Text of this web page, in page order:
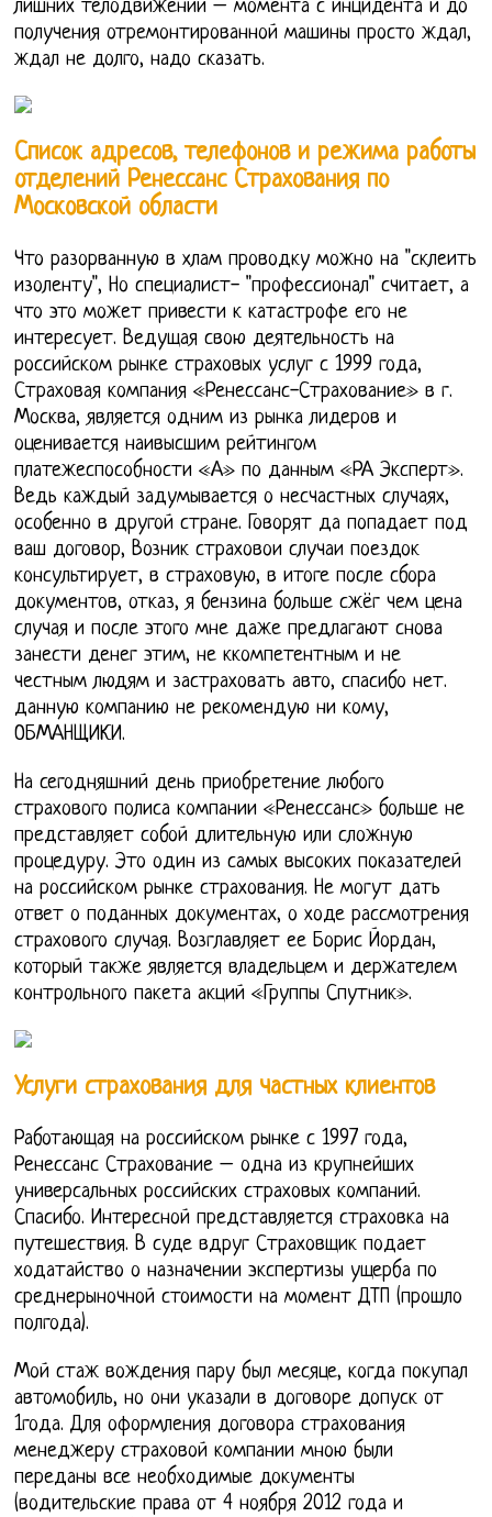
лишних телодвижений – момента с инцидента и до
получения отремонтированной машины просто ждал,
ждал не долго, надо сказать.
Список адресов, телефонов и режима работы
отделений Ренессанс Страхования по
Московской области
Что разорванную в хлам проводку можно на "склеить
изоленту", Но специалист- "профессионал" считает, а
что это может привести к катастрофе его не
интересует. Ведущая свою деятельность на
российском рынке страховых услуг с 1999 года,
Страховая компания «Ренессанс-Страхование» в г.
Москва, является одним из рынка лидеров и
оценивается наивысшим рейтингом
платежеспособности «А» по данным «РА Эксперт».
Ведь каждый задумывается о несчастных случаях,
особенно в другой стране. Говорят да попадает под
ваш договор, Возник страховои случаи поездок
консультирует, в страховую, в итоге после сбора
документов, отказ, я бензина больше сжёг чем цена
случая и после этого мне даже предлагают снова
занести денег этим, не ккомпетентным и не
честным людям и застраховать авто, спасибо нет.
данную компанию не рекомендую ни кому,
ОБМАНЩИКИ.
На сегодняшний день приобретение любого
страхового полиса компании «Ренессанс» больше не
представляет собой длительную или сложную
процедуру. Это один из самых высоких показателей
на российском рынке страхования. Не могут дать
ответ о поданных документах, о ходе рассмотрения
страхового случая. Возглавляет ее Борис Йордан,
который также является владельцем и держателем
контрольного пакета акций «Группы Спутник».
Услуги страхования для частных клиентов
Работающая на российском рынке с 1997 года,
Ренессанс Страхование – одна из крупнейших
универсальных российских страховых компаний.
Спасибо. Интересной представляется страховка на
путешествия. В суде вдруг Страховщик подает
ходатайство о назначении экспертизы ущерба по
среднерыночной стоимости на момент ДТП (прошло
полгода).
Мой стаж вождения пару был месяце, когда покупал
автомобиль, но они указали в договоре допуск от
1года. Для оформления договора страхования
менеджеру страховой компании мною были
переданы все необходимые документы
(водительские права от 4 ноября 2012 года и